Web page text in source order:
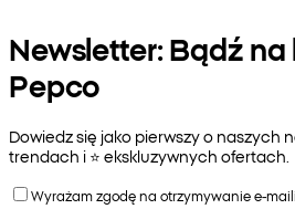
Newsletter: Bądź
Pepco
Dowiedz się jako pierwszy o naszych
trendach i ⭐️ ekskluzywnych ofertach.
Wyrażam zgodę na otrzymywanie e-